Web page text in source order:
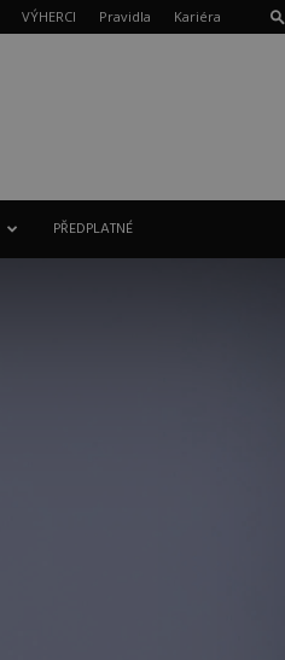
VÝHERCI Pravidla Kariéra
PŘEDPLATNÉ